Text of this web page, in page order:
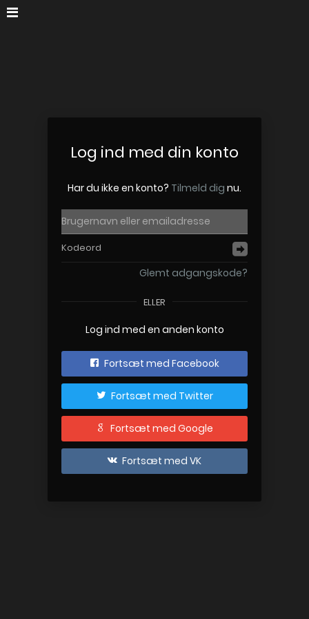
Log ind med din konto
Har du ikke en konto? Tilmeld dig nu.
Glemt adgangskode?
ELLER
Log ind med en anden konto
Fortsæt med Facebook
Fortsæt med Twitter
Fortsæt med Google
Fortsæt med VK